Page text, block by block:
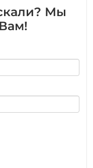
Мы